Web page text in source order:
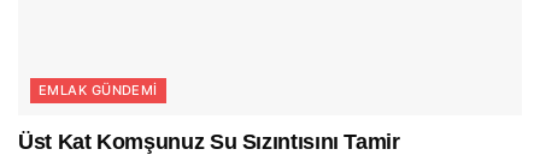
EMLAK GÜNDEMI
Üst Kat Komşunuz Su Sızıntısını Tamir